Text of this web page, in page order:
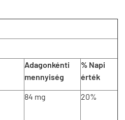
Adagonkénti
mennyiség
% Napi
érték
84 mg 20%